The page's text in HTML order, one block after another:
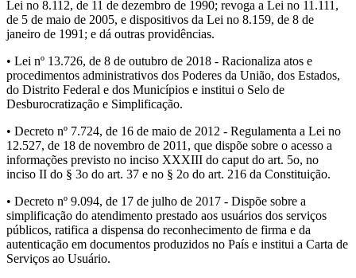
Lei no 8.112, de 11 de dezembro de 1990; revoga a Lei no 11.111,
de 5 de maio de 2005, e dispositivos da Lei no 8.159, de 8 de
janeiro de 1991; e dá outras providências.
• Lei nº 13.726, de 8 de outubro de 2018 - Racionaliza atos e
procedimentos administrativos dos Poderes da União, dos Estados,
do Distrito Federal e dos Municípios e institui o Selo de
Desburocratização e Simplificação.
• Decreto nº 7.724, de 16 de maio de 2012 - Regulamenta a Lei no
12.527, de 18 de novembro de 2011, que dispõe sobre o acesso a
informações previsto no inciso XXXIII do caput do art. 5o, no
inciso II do § 3o do art. 37 e no § 2o do art. 216 da Constituição.
• Decreto nº 9.094, de 17 de julho de 2017 - Dispõe sobre a
simplificação do atendimento prestado aos usuários dos serviços
públicos, ratifica a dispensa do reconhecimento de firma e da
autenticação em documentos produzidos no País e institui a Carta de
Serviços ao Usuário.